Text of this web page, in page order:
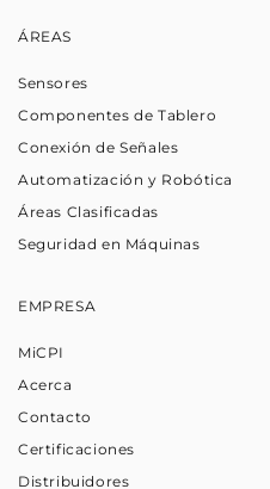
ÁREAS
Sensores
Componentes de Tablero
Conexión de Señales
Automatización y Robótica
Áreas Clasificadas
Seguridad en Máquinas
EMPRESA
MiCPI
Acerca
Contacto
Certificaciones
Distribuidores